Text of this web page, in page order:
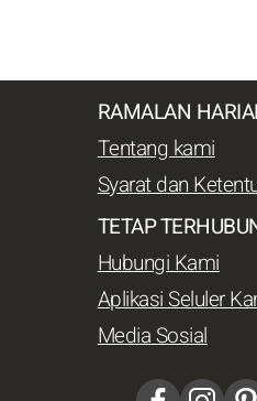
RAMALAN
Tentang kami
Syarat dan
TETAP
Hubungi Kami
Aplikasi Seluler
Media Sosial